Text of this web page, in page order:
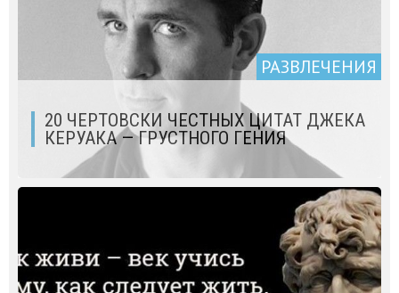
РАЗВЛЕЧЕНИЯ
20 ЧЕРТОВСКИ ЧЕСТНЫХ ЦИТАТ ДЖЕКА
КЕРУАКА — ГРУСТНОГО ГЕНИЯ